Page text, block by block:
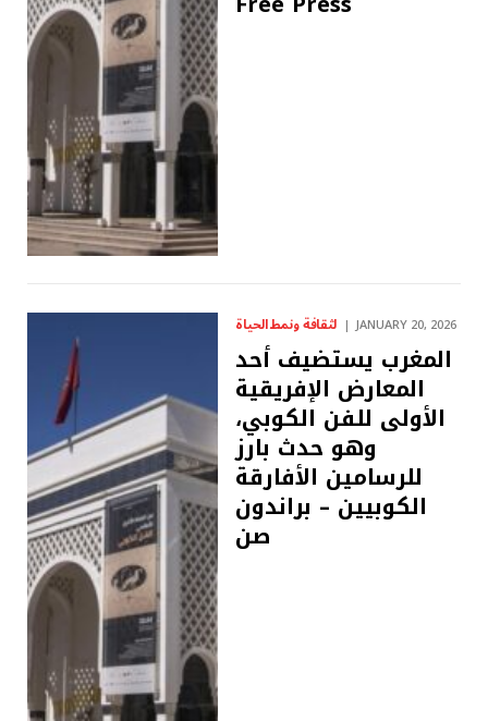
لثقافة ونمط الحياة JANUARY 20, 2026
المغرب يستضيف أحد
المعارض الإفريقية
الأولى للفن الكوبي،
وهو حدث بارز
للرسامين الأفارقة
الكوبيين – براندون
صن